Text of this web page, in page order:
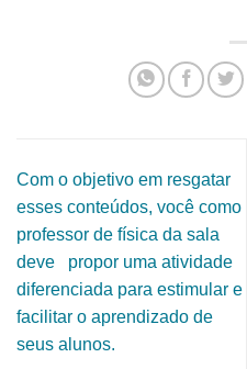
Com o objetivo em resgatar
esses conteúdos, você como
professor de física da sala
deve propor uma atividade
diferenciada para estimular e
facilitar o aprendizado de
seus alunos.